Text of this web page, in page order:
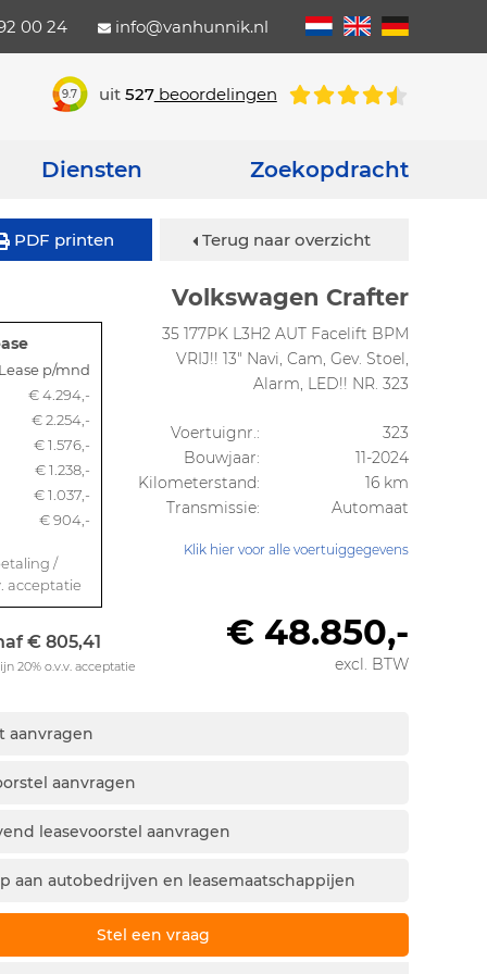
00 24 info@vanhunnik.nl
9.7 uit 527beoordelingen
Diensten Zoekopdracht
PDF printen Terug naar overzicht
Volkswagen Crafter
Lease p/mnd
€ 4.294,-
€ 2.254,-
€ 1.576,-
€ 1.238,-
€ 1.037,-
€ 904,-
/
acceptatie
35 177PK L3H2 AUT Facelift BPM
VRIJ!! 13" Navi, Cam, Gev. Stoel,
Alarm, LED!! NR. 323
Voertuignr.:
323
Bouwjaar:
11-2024
Kilometerstand:
16 km
Transmissie:
Automaat
Klik hier voor alle voertuiggegevens
€ 805,41
20% o.v.v. acceptatie
€ 48.850,-
excl. BTW
aanvragen
aanvragen
leasevoorstel aanvragen
aan autobedrijven en leasemaatschappijen
Stel een vraag